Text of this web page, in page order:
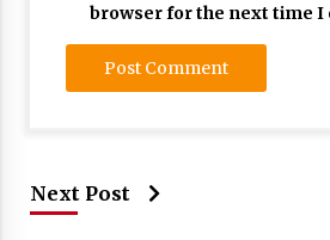
browser for the next time I
Next Post